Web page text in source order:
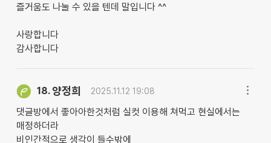
즐거움도 나눌 수 있을 텐데 말입니다 ^^
사랑합니다
감사합니다
18.양정희 2025.11.12 19:08
댓글방에서 좋아아한것처럼 실컷 이용해 쳐먹고 현실에서는
매정하더라
비인간적으로 생각이 들수밖에